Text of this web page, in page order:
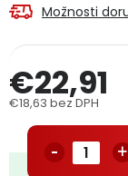
Reklamačný
Podmienky
Přihlášení
Možnosti
€22,91
€18,63 bez DPH